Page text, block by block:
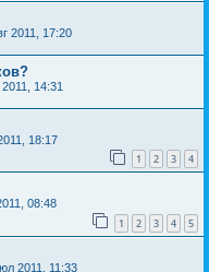
2011, 17:20
2011, 14:31
18:17
1 2 3 4
08:48
1 2 3 4 5
2011, 11:33